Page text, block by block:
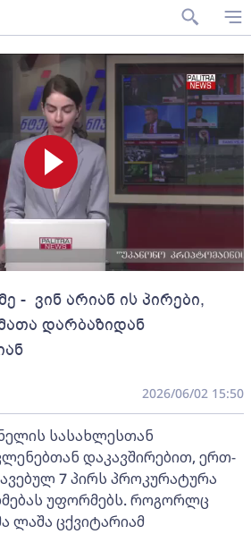
- ვინ არიან ის პირები,
დარბაზიდან
2026/06/02 15:50
სასახლესთან
დაკავშირებით, ერთ-
7 პირს პროკურატურა
უფორმებს. როგორლც
ლაშა ცქვიტარიამ